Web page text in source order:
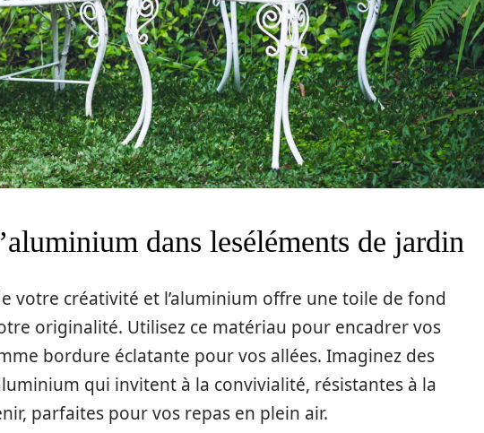
dans leséléments de jardin
votre créativité et l’aluminium offre une toile de fond
originalité. Utilisez ce matériau pour encadrer vos
bordure éclatante pour vos allées. Imaginez des
qui invitent à la convivialité, résistantes à la
parfaites pour vos repas en plein air.